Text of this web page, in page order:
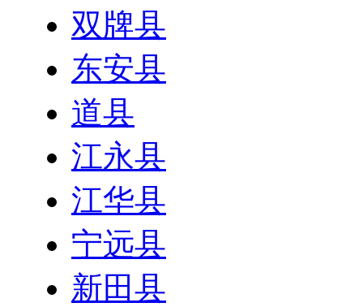
双牌县
东安县
道县
江永县
江华县
宁远县
新田县